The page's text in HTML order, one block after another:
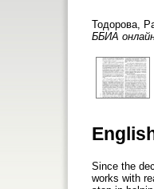
Тодорова,
ББИА
Since the
works with